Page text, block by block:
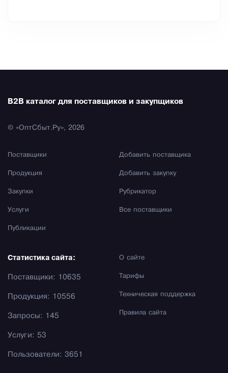
B2B каталог для поставщиков и закупщиков
© «ОптСбыт.Ру», 2026
Поставщики
Продукция
Закупки
Услуги
Публикации
Добавить поставщика
Добавить закупку
Рубрикатор
Все поставщики
О сайте
Тарифы
Техническая поддержка
Правила сайта
Статистика сайта:
Поставщики: 10635
Продукция: 10556
Запросы: 145
Услуги: 53
Пользователи: 3651